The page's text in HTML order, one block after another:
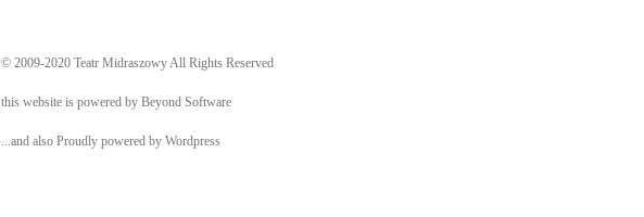
© 2009-2020 Teatr Midraszowy All Rights Reserved
this website is powered by Beyond Software
...and also Proudly powered by Wordpress